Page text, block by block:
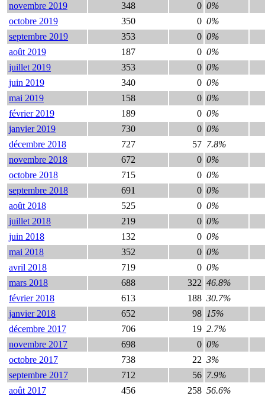
novembre 2019
348 0 0%
octobre 2019
350 0 0%
septembre 2019
353 0 0%
août 2019
187 0 0%
juillet 2019
353 0 0%
juin 2019
340 0 0%
mai 2019
158 0 0%
février 2019
189 0 0%
janvier 2019
730 0 0%
décembre 2018
727 57 7.8%
novembre 2018
672 0 0%
octobre 2018
715 0 0%
septembre 2018
691 0 0%
août 2018
525 0 0%
juillet 2018
219 0 0%
juin 2018
132 0 0%
mai 2018
352 0 0%
avril 2018
719 0 0%
mars 2018
688 322 46.8%
février 2018
613 188 30.7%
janvier 2018
652 98 15%
décembre 2017
706 19 2.7%
novembre 2017
698 0 0%
octobre 2017
738 22 3%
septembre 2017
712 56 7.9%
août 2017
456 258 56.6%